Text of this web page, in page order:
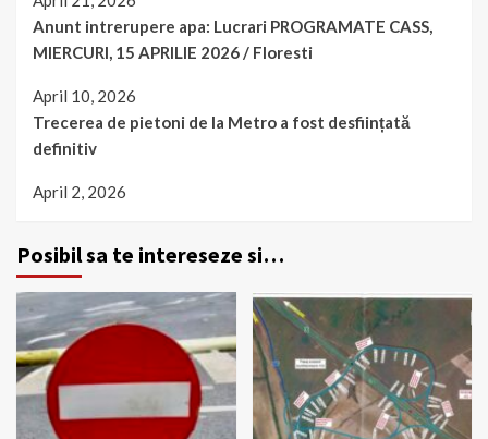
Anunt intrerupere apa: Lucrari PROGRAMATE CASS,
MIERCURI, 15 APRILIE 2026 / Floresti
April 10, 2026
Trecerea de pietoni de la Metro a fost desființată
definitiv
April 2, 2026
Posibil sa te intereseze si…